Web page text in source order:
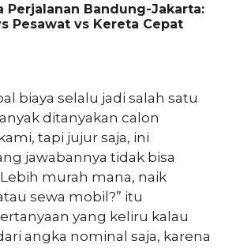
Perjalanan Bandung-Jakarta:
Pesawat vs Kereta Cepat
biaya selalu jadi salah satu
ditanyakan calon
tapi jujur saja, ini
jawabannya tidak bisa
murah mana, naik
sewa mobil?” itu
yang keliru kalau
angka nominal saja, karena